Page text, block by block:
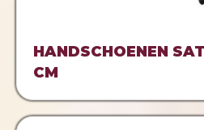
HANDSCHOENEN
CM